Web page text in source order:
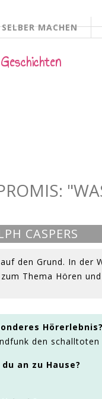
SELBER MACHEN
Geschichten
CASPERS
den Grund. In der
Thema Hören
den
an zu Hause?